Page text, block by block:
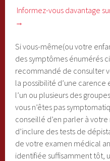
Informez-vous davantage
→
Si vous-même(ou votre
des symptômes énumérés
recommandé de consulter
la possibilité d’une carence
l’un ou plusieurs des
vous n’êtes pas
conseillé d’en parler à
d’inclure des tests de
de votre examen médical
identifiée suffisamment tôt,